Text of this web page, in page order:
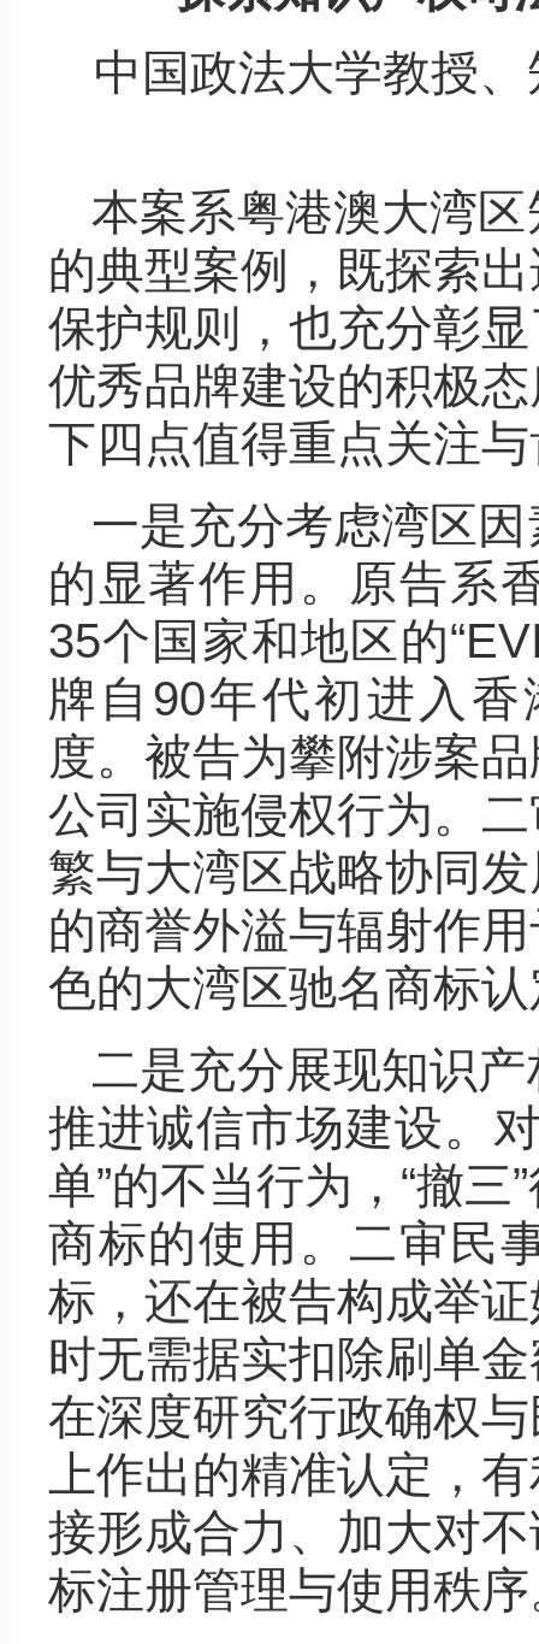
中国政法大学教授
本案系粤港澳大湾
的典型案例，既探索
保护规则，也充分彰
优秀品牌建设的积极
下四点值得重点关注
一是充分考虑湾区
的显著作用。原告系
35个国家和地区的
牌自90年代初进入
度。被告为攀附涉案
公司实施侵权行为。
繁与大湾区战略协同
的商誉外溢与辐射作
色的大湾区驰名商标
二是充分展现知识
推进诚信市场建设。
单”的不当行为，“撤
商标的使用。二审民
标，还在被告构成举
时无需据实扣除刷单
在深度研究行政确权
上作出的精准认定，
接形成合力、加大对
标注册管理与使用秩